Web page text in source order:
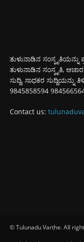
ತುಳುನಾಡಿನ ಸಂಸ್ಕೃತಿಯನ್ನು
ತುಳುನಾಡಿನ ಸಂಸ್ಕೃತಿ,
ಸುದ್ದಿ, ಸಾಧಕರ ಸುದ್ದಿಯನ್ನು
9845858594
Contact us:
© Tulunadu Varthe. All